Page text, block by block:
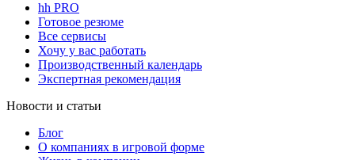
hh PRO
Готовое резюме
Все сервисы
Хочу у вас работать
Производственный календарь
Экспертная рекомендация
Новости и статьи
Блог
О компаниях в игровой форме